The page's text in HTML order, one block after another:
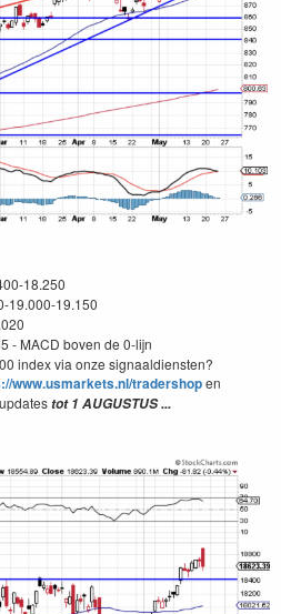
18.250
19.000-19.150
- MACD boven de 0-lijn
index via onze signaaldiensten?
www.usmarkets.nl/tradershopen
tot 1 AUGUSTUS...